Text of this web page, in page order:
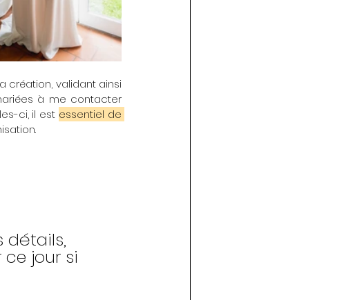
à me contacter
ci, il est essentiel de
détails,
ce jour si